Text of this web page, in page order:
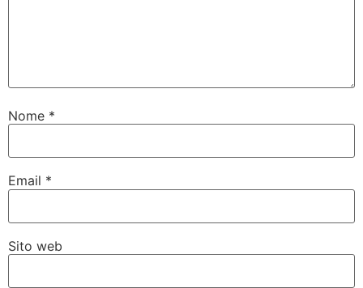
Nome *
Email *
Sito web